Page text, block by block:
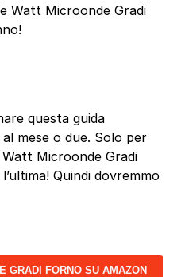
Watt Microonde Gradi
questa guida
mese o due. Solo per
Microonde Gradi
Quindi dovremmo
GRADI FORNO SU AMAZON